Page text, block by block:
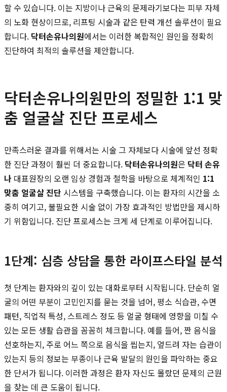
할 수 있습니다. 이는 지방이나 근육의 문제라기보다는 피부 자체
의 노화 현상이므로, 리프팅 시술과 같은 탄력 개선 솔루션이 필요
합니다. 닥터손유나의원에서는 이러한 복합적인 원인을 정확히
진단하여 최적의 솔루션을 제안합니다.
닥터손유나의원만의 정밀한 1:1 맞
춤 얼굴살 진단 프로세스
만족스러운 결과를 위해서는 시술 그 자체보다 시술에 앞선 정확
한 진단 과정이 훨씬 더 중요합니다. 닥터손유나의원은 닥터 손유
나 대표원장의 오랜 임상 경험과 철학을 바탕으로 체계적인 1:1
맞춤 얼굴살 진단 시스템을 구축했습니다. 이는 환자의 시간을 소
중히 여기고, 불필요한 시술 없이 가장 효과적인 방법만을 제시하
기 위함입니다. 진단 프로세스는 크게 세 단계로 이루어집니다.
1단계: 심층 상담을 통한 라이프스타일 분석
첫 단계는 환자와의 깊이 있는 대화로부터 시작됩니다. 단순히 얼
굴의 어떤 부분이 고민인지를 묻는 것을 넘어, 평소 식습관, 수면
패턴, 직업적 특성, 스트레스 정도 등 얼굴 형태에 영향을 미칠 수
있는 모든 생활 습관을 꼼꼼히 체크합니다. 예를 들어, 짠 음식을
선호하는지, 주로 어느 쪽으로 음식을 씹는지, 엎드려 자는 습관이
있는지 등의 정보는 부종이나 근육 발달의 원인을 파악하는 중요
한 단서가 됩니다. 이러한 과정은 환자 자신도 몰랐던 문제의 근원
을 찾는 데 큰 도움이 됩니다.